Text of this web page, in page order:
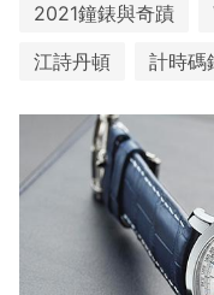
2021鐘錶與奇蹟
江詩丹頓
計時碼